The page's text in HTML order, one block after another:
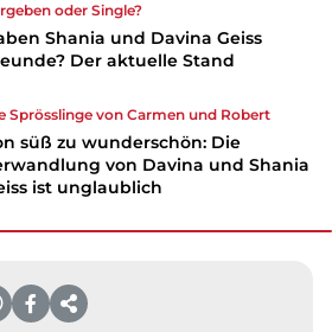
oder Single?
Shania und Davina Geiss
Der aktuelle Stand
Sprösslinge von Carmen und Robert
süß zu wunderschön: Die
von Davina und Shania
ist unglaublich